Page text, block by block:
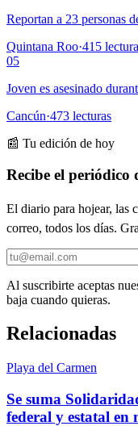
Reportan a 23 personas
Quintana Roo·415
05
Joven es asesinado
Cancún·473 lecturas
📰 Tu edición de hoy
Recibe el periódico
El diario para hojear, las
correo, todos los días.
Al suscribirte aceptas
baja cuando quieras.
Relacionadas
Playa del Carmen
Se suma
federal y estatal en